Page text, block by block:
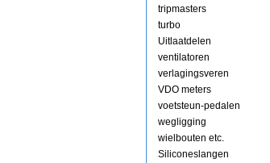
tripmasters
turbo
Uitlaatdelen
ventilatoren
verlagingsveren
VDO meters
voetsteun-pedalen
wegligging
wielbouten etc.
Siliconeslangen